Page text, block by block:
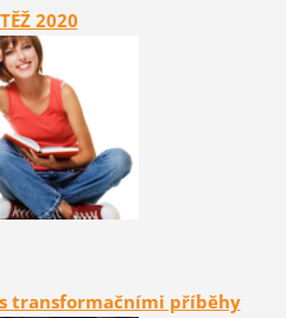
2020
s transformačními příběhy